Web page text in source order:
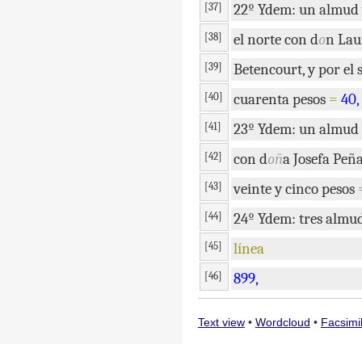
[37] 22º Ydem: un almud
[38] elnortecon don
[39] Betencourt,yporel
[40] cuarentapesos = 40,
[41] 23º Ydem: un almud
[42] con doñaJosefa
[43] veinteycincopesos
[44] 24º Ydem: tres
[45] línea
[46] 899,
Text view• Wordcloud •